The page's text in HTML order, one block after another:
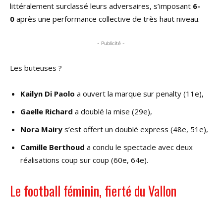
littéralement surclassé leurs adversaires, s’imposant 6-
0 après une performance collective de très haut niveau.
- Publicité -
Les buteuses ?
Kailyn Di Paolo a ouvert la marque sur penalty (11e),
Gaelle Richard a doublé la mise (29e),
Nora Mairy s’est offert un doublé express (48e, 51e),
Camille Berthoud a conclu le spectacle avec deux
réalisations coup sur coup (60e, 64e).
Le football féminin, fierté du Vallon